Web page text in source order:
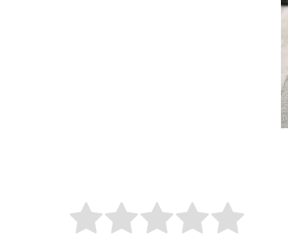
Rate this item: Submit Rating